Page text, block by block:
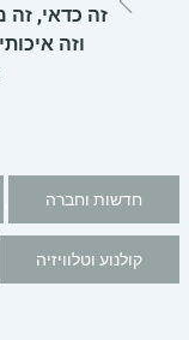
זה כדאי,
וזה
חדשות וחברה
קולנוע וטלוויזיה